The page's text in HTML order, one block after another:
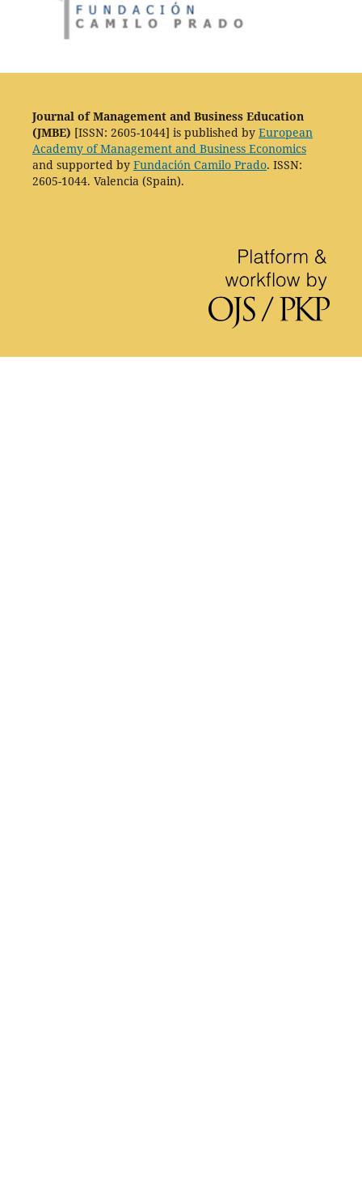
Journal of Management and Business Education
(JMBE) [ISSN: 2605-1044] is published by European
Academy of Management and Business Economics
and supported by Fundación Camilo Prado. ISSN:
2605-1044. Valencia (Spain).